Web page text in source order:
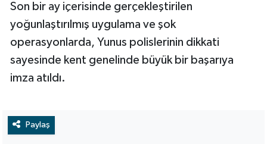
Son bir ay içerisinde gerçekleştirilen
yoğunlaştırılmış uygulama ve şok
operasyonlarda, Yunus polislerinin dikkati
sayesinde kent genelinde büyük bir başarıya
imza atıldı.
Paylaş